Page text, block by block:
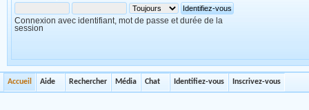
Connexion avec identifiant, mot de passe et durée de la
session
Accueil Aide Rechercher Média Chat Identifiez-vous Inscrivez-vous